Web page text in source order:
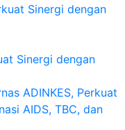
Sinergi dengan